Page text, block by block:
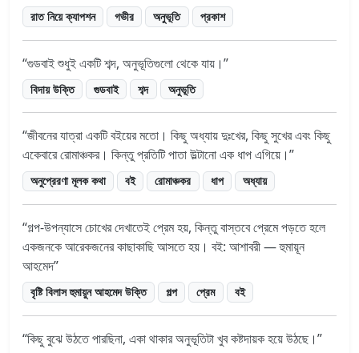
রাত নিয়ে ক্যাপশন গভীর অনুভূতি প্রকাশ
গুডবাই শুধুই একটি শব্দ, অনুভূতিগুলো থেকে যায়।
বিদায় উক্তি গুডবাই শব্দ অনুভূতি
জীবনের যাত্রা একটি বইয়ের মতো। কিছু অধ্যায় দুঃখের, কিছু সুখের এবং কিছু
একেবারে রোমাঞ্চকর। কিন্তু প্রতিটি পাতা উল্টানো এক ধাপ এগিয়ে।
অনুপ্রেরণা মূলক কথা বই রোমাঞ্চকর ধাপ অধ্যায়
গল্প-উপন্যাসে চোখের দেখাতেই প্রেম হয়, কিন্তু বাস্তবে প্রেমে পড়তে হলে
একজনকে আরেকজনের কাছাকাছি আসতে হয়। বই: আশাবরী — হুমায়ূন
আহমেদ
বৃষ্টি বিলাস হুমায়ুন আহমেদ উক্তি গল্প প্রেম বই
কিছু বুঝে উঠতে পারছিনা, একা থাকার অনুভূতিটা খুব কষ্টদায়ক হয়ে উঠছে।